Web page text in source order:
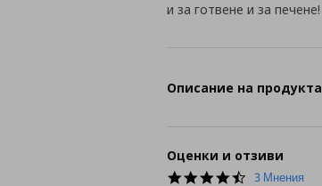
и за готвене и за печене!
Описание на продукта
Оценки и отзиви
4.3
3 Мнения